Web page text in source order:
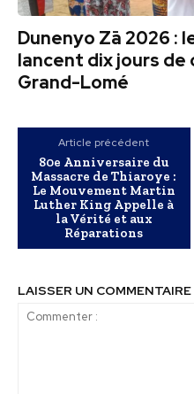
Dunenyo Zā 2026 :
lancent dix jours
Grand-Lomé
Article précédent
80e Anniversaire du
Massacre de Thiaroye :
Le Mouvement Martin
Luther King Appelle à
la Vérité et aux
Réparations
LAISSER UN COMMENTAIRE